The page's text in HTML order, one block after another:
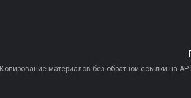
Копирование материалов без обратной ссылки на